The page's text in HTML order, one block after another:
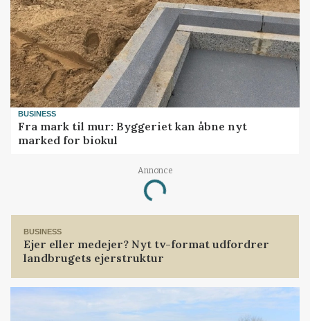
BUSINESS
Fra mark til mur: Byggeriet kan åbne nyt
marked for biokul
Annonce
Loading...
BUSINESS
Ejer eller medejer? Nyt tv-format udfordrer
landbrugets ejerstruktur